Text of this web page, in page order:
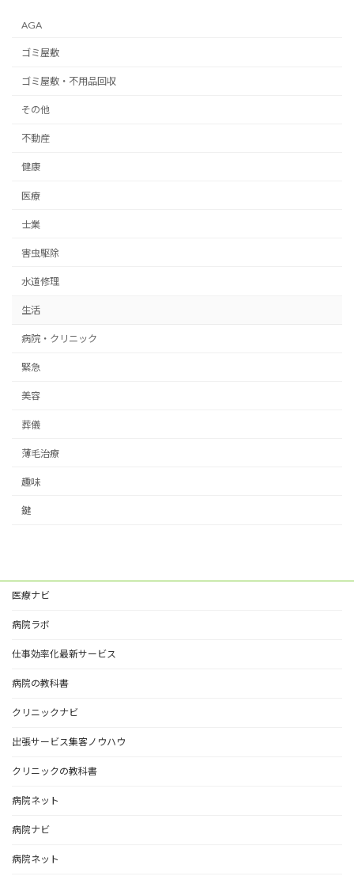
の
ペ
ー
ジ
送
り
AGA
ゴミ屋敷
ゴミ屋敷・不用品回収
その他
不動産
健康
医療
士業
害虫駆除
水道修理
生活
病院・クリニック
緊急
美容
葬儀
薄毛治療
趣味
鍵
医療ナビ
病院ラボ
仕事効率化最新サービス
病院の教科書
クリニックナビ
出張サービス集客ノウハウ
クリニックの教科書
病院ネット
病院ナビ
病院ネット